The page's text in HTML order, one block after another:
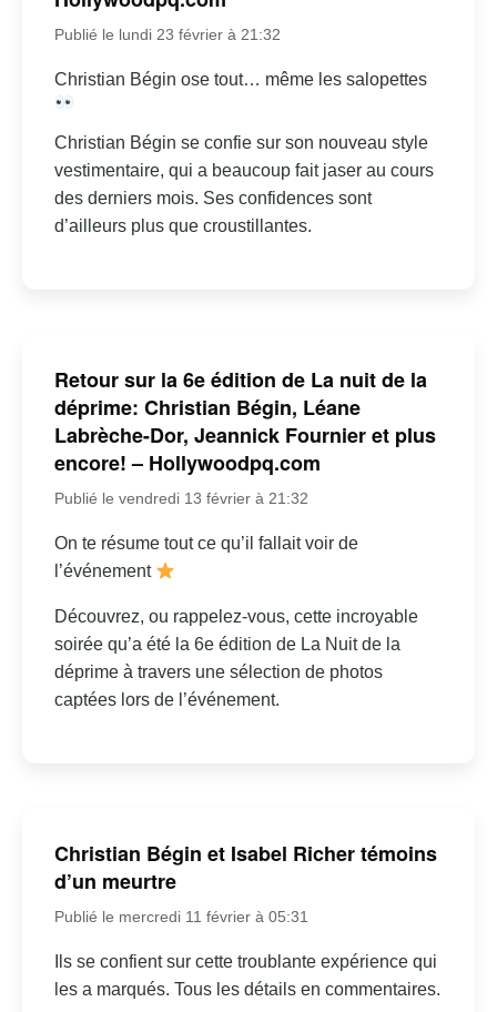
Publié le lundi 23 février à 21:32
Christian Bégin ose tout… même les salopettes
Christian Bégin se confie sur son nouveau style
vestimentaire, qui a beaucoup fait jaser au cours
des derniers mois. Ses confidences sont
d’ailleurs plus que croustillantes.
Retour sur la 6e édition de La nuit de la
déprime: Christian Bégin, Léane
Labrèche-Dor, Jeannick Fournier et plus
encore! – Hollywoodpq.com
Publié le vendredi 13 février à 21:32
On te résume tout ce qu’il fallait voir de
l’événement
Découvrez, ou rappelez-vous, cette incroyable
soirée qu’a été la 6e édition de La Nuit de la
déprime à travers une sélection de photos
captées lors de l’événement.
Christian Bégin et Isabel Richer témoins
d’un meurtre
Publié le mercredi 11 février à 05:31
Ils se confient sur cette troublante expérience qui
les a marqués. Tous les détails en commentaires.